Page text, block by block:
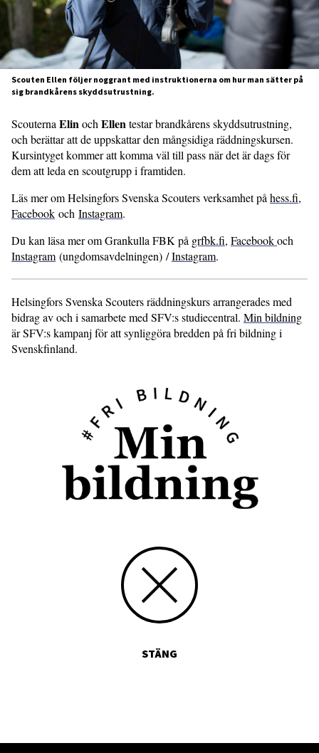
Scouten Ellen följer noggrant med instruktionerna om hur man sätter på
sig brandkårens skyddsutrustning.
Scouterna Elin och Ellen testar brandkårens skyddsutrustning,
och berättar att de uppskattar den mångsidiga räddningskursen.
Kursintyget kommer att komma väl till pass när det är dags för
dem att leda en scoutgrupp i framtiden.
Läs mer om Helsingfors Svenska Scouters verksamhet på hess.fi,
Facebook och Instagram.
Du kan läsa mer om Grankulla FBK på grfbk.fi, Facebookoch
Instagram (ungdomsavdelningen) /Instagram.
Helsingfors Svenska Scouters räddningskurs arrangerades med
bidrag av och i samarbete med SFV:s studiecentral. Min bildning
är SFV:s kampanj för att synliggöra bredden på fri bildning i
Svenskfinland.
STÄNG